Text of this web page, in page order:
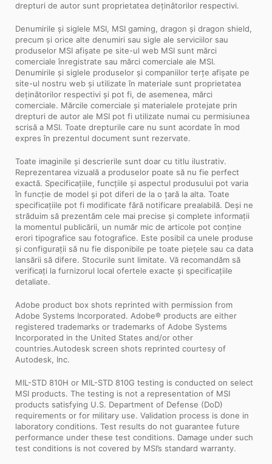
drepturi de autor sunt proprietatea deținătorilor respectivi.
Denumirile și siglele MSI, MSI gaming, dragon și dragon shield,
precum și orice alte denumiri sau sigle ale serviciilor sau
produselor MSI afișate pe site-ul web MSI sunt mărci
comerciale înregistrate sau mărci comerciale ale MSI.
Denumirile și siglele produselor și companiilor terțe afișate pe
site-ul nostru web și utilizate în materiale sunt proprietatea
deținătorilor respectivi și pot fi, de asemenea, mărci
comerciale. Mărcile comerciale și materialele protejate prin
drepturi de autor ale MSI pot fi utilizate numai cu permisiunea
scrisă a MSI. Toate drepturile care nu sunt acordate în mod
expres în prezentul document sunt rezervate.
Toate imaginile și descrierile sunt doar cu titlu ilustrativ.
Reprezentarea vizuală a produselor poate să nu fie perfect
exactă. Specificațiile, funcțiile și aspectul produsului pot varia
în funcție de model și pot diferi de la o țară la alta. Toate
specificațiile pot fi modificate fără notificare prealabilă. Deși ne
străduim să prezentăm cele mai precise și complete informații
la momentul publicării, un număr mic de articole pot conține
erori tipografice sau fotografice. Este posibil ca unele produse
și configurații să nu fie disponibile pe toate piețele sau ca data
lansării să difere. Stocurile sunt limitate. Vă recomandăm să
verificați la furnizorul local ofertele exacte și specificațiile
detaliate.
Adobe product box shots reprinted with permission from
Adobe Systems Incorporated. Adobe® products are either
registered trademarks or trademarks of Adobe Systems
Incorporated in the United States and/or other
countries.Autodesk screen shots reprinted courtesy of
Autodesk, Inc.
MIL-STD 810H or MIL-STD 810G testing is conducted on select
MSI products. The testing is not a representation of MSI
products satisfying U.S. Department of Defense (DoD)
requirements or for military use. Validation process is done in
laboratory conditions. Test results do not guarantee future
performance under these test conditions. Damage under such
test conditions is not covered by MSI’s standard warranty.